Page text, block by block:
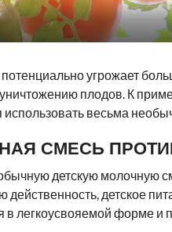
угрожает
плодов. К
использовать весьма
СМЕСЬ
детскую молочную
действенность, детское
в легкоусвояемой форме и